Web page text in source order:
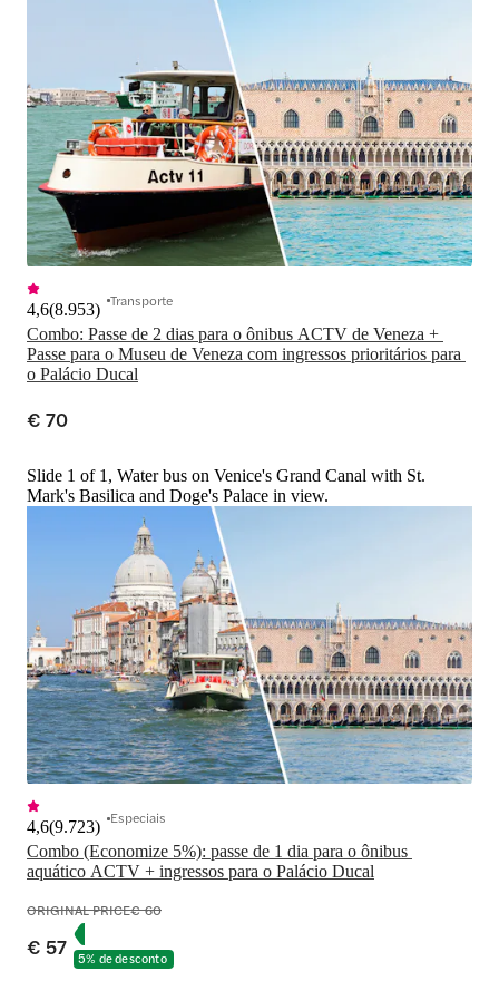
Combo: Passe de 2 dias para o ônibus ACTV de Veneza +
Passe para o Museu de Veneza com ingressos prioritários para
o Palácio Ducal
4,6(8.953) Transporte
€ 70
Slide 1 of 1, Water bus on Venice's Grand Canal with St.
Mark's Basilica and Doge's Palace in view.
Combo (Economize 5%): passe de 1 dia para o ônibus
aquático ACTV + ingressos para o Palácio Ducal
4,6(9.723) Especiais
ORIGINAL PRICE€ 60
€ 57 5% de desconto